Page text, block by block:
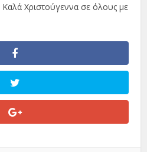
Καλά Χριστούγεννα σε όλους με